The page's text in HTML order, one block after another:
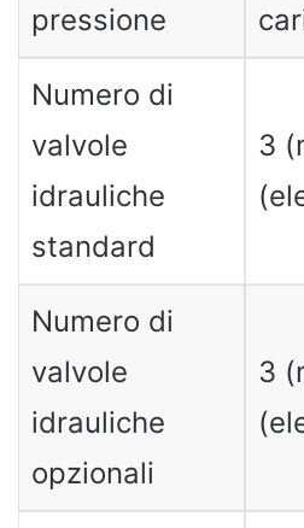
pressione
Numero di
valvole
idrauliche
standard
3
Numero di
valvole
idrauliche
opzionali
3